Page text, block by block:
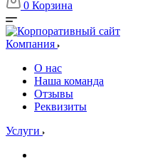
0 Корзина
Компания
О нас
Наша команда
Отзывы
Реквизиты
Услуги